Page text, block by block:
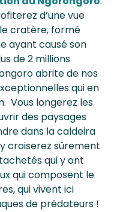
d’une vue
cratère, formé
ayant causé son
de 2 millions
abrite de nos
qui en
Vous longerez les
des paysages
dans la caldeira
croiserez sûrement
qui y ont
qui composent le
qui vivent ici
de prédateurs !